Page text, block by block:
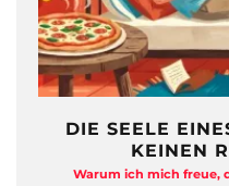
DIE SEELE
KEINEN
Warum ich mich freue,